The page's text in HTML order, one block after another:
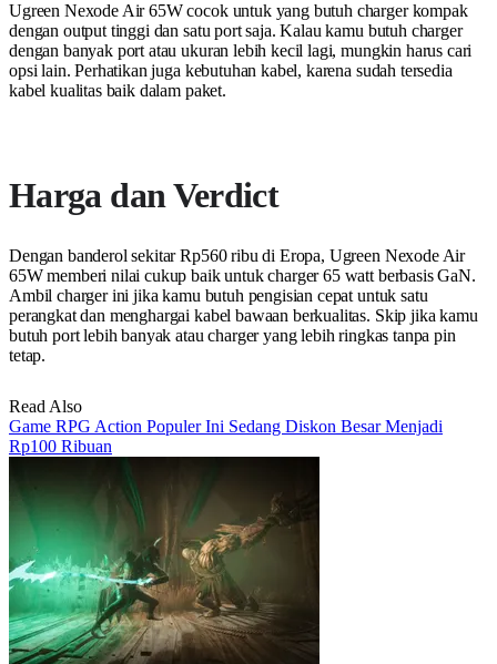
Ugreen Nexode Air 65W cocok untuk yang butuh charger kompak
dengan output tinggi dan satu port saja. Kalau kamu butuh charger
dengan banyak port atau ukuran lebih kecil lagi, mungkin harus cari
opsi lain. Perhatikan juga kebutuhan kabel, karena sudah tersedia
kabel kualitas baik dalam paket.
Harga dan Verdict
Dengan banderol sekitar Rp560 ribu di Eropa, Ugreen Nexode Air
65W memberi nilai cukup baik untuk charger 65 watt berbasis GaN.
Ambil charger ini jika kamu butuh pengisian cepat untuk satu
perangkat dan menghargai kabel bawaan berkualitas. Skip jika kamu
butuh port lebih banyak atau charger yang lebih ringkas tanpa pin
tetap.
Read Also
Game RPG Action Populer Ini Sedang Diskon Besar Menjadi
Rp100 Ribuan